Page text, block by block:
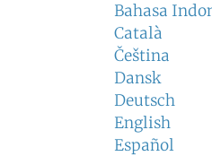
Bahasa
Català
Čeština
Dansk
Deutsch
English
Español